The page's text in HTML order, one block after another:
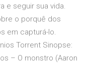
e seguir sua vida.
o porquê dos
em capturá-lo.
Torrent Sinopse:
– O monstro (Aaron